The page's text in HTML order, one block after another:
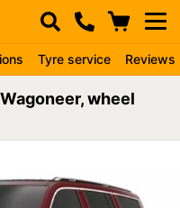
Tyre service Reviews
wheel